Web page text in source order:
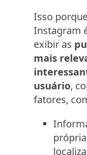
Isso
Instagram
exibir as
mais
usuário,
fatores,